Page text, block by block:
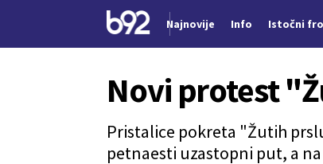
Najnovije Info Istočni
Novi protest
Pristalice pokreta "Žutih
petnaesti uzastopni put, a